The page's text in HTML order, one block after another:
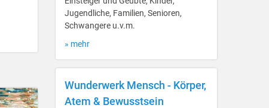
Jugendliche, Familien, Senioren,
Schwangere u.v.m.
» mehr
Wunderwerk Mensch - Körper,
Atem & Bewusstsein